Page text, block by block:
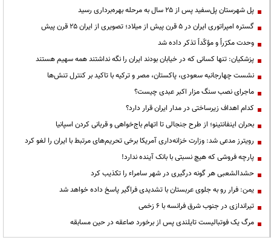
پل شهرستان پل‌سفید پس از ۲۵ سال به مرحله بهره‌برداری رسید
گستره امپراتوری ایران در ۵ قرن پیش از میلاد؛ تصویری از ایران ۲۵ قرن پیش
وحدت مکرّراً و مؤکّداً تذکر داده شد
پزشکیان: تنها کسانی که در خیابان بودند ایران را نگه نداشتند همه سهیم هستند
نشست چهارجانبه سعودی، پاکستان، مصر و ترکیه با تاکید بر کنترل تنش‌ها
ماجرای نصب سنگ مزار اکبر عبدی چیست؟
کدام اهداف زیرساختی در مدار ایران قرار دارد؟
بحران اینفانتینو؛ از طرح جنجالی تا اتهام باج‌خواهی و قربانی کردن اسپانیا
رویترز مدعی شد: وزارت خزانه‌داری آمریکا برخی تحریم‌های مرتبط با ایران را لغو کرد
پارچه فروشی که هیچ نسبتی با بانک آینده ندارد!
حشدالشعبی هر گونه درگیری در شهر سامراء را تکذیب کرد
یمن: فرار رو به جلوی عربستان با تشدیدی فراگیر پاسخ داده خواهد شد
تیراندازی در جنوب شرق فرانسه با ۶ زخمی
مرگ یک فوتبالیست تایلندی پس از برخورد صاعقه در حین مسابقه